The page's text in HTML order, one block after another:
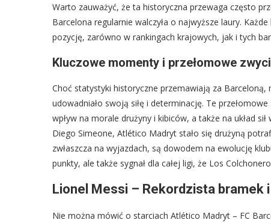
Warto zauważyć, że ta historyczna przewaga często
Barcelona regularnie walczyła o najwyższe laury.
pozycję, zarówno w rankingach krajowych, jak i tych
Kluczowe momenty i przełomowe
Choć statystyki historyczne przemawiają za
udowadniało swoją siłę i determinację. Te
wpływ na morale drużyny i kibiców, a także na układ
Diego Simeone, Atlético Madryt stało się drużyną
zwłaszcza na wyjazdach, są dowodem na ewolucję
punkty, ale także sygnał dla całej ligi, że Los
Lionel Messi – Rekordzista bramek
Nie można mówić o starciach Atlético Madryt – FC